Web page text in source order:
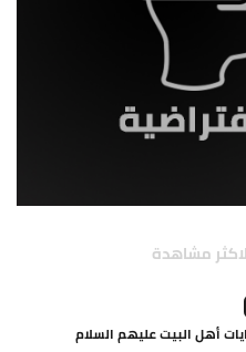
مشاهدة
أهل البيت عليهم السلام